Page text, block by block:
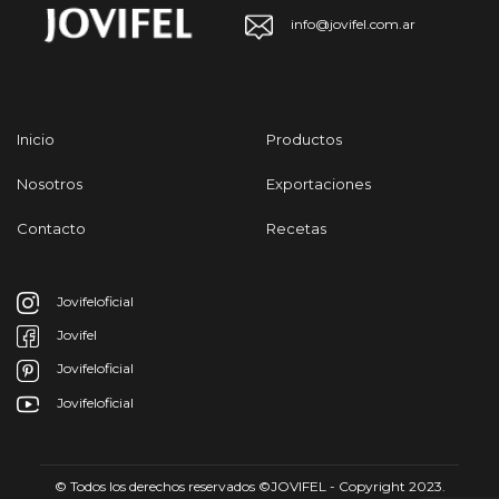
info@jovifel.com.ar
Inicio
Nosotros
Contacto
Productos
Exportaciones
Recetas
Jovifeloficial
Jovifel
Jovifeloficial
Jovifeloficial
© Todos los derechos reservados ©JOVIFEL - Copyright 2023.